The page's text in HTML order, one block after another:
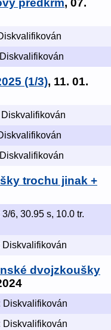
předkrm, 07.
(1/3), 11. 01.
Diskvalifikován
trochu jinak +
3/6, 30.95 s, 10.0 tr.
Diskvalifikován
dvojzkoušky
Diskvalifikován
Diskvalifikován